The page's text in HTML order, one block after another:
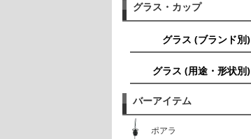
グラス・カップ
グラス (ブランド別)
グラス (用途・形状別)
バーアイテム
ポアラ